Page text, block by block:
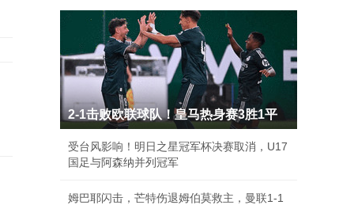
2-1击败欧联球队！皇马热身赛3胜1平
受台风影响！明日之星冠军杯决赛取消，U17
国足与阿森纳并列冠军
姆巴耶闪击，芒特伤退姆伯莫救主，曼联1-1